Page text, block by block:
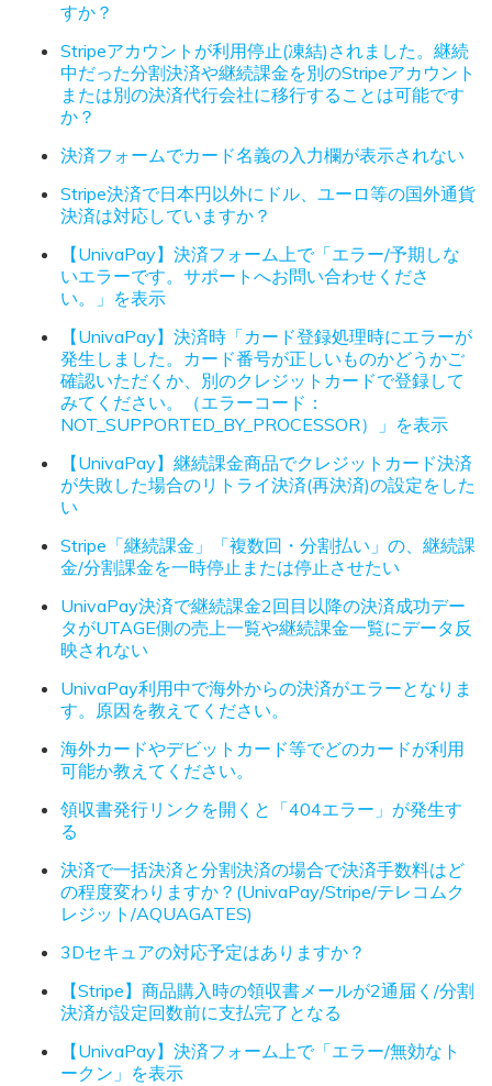
すか？
Stripeアカウントが利用停止(凍結)されました。継続
中だった分割決済や継続課金を別のStripeアカウント
または別の決済代行会社に移行することは可能です
か？
決済フォームでカード名義の入力欄が表示されない
Stripe決済で日本円以外にドル、ユーロ等の国外通貨
決済は対応していますか？
【UnivaPay】決済フォーム上で「エラー/予期しな
いエラーです。サポートへお問い合わせくださ
い。」を表示
【UnivaPay】決済時「カード登録処理時にエラーが
発生しました。カード番号が正しいものかどうかご
確認いただくか、別のクレジットカードで登録して
みてください。（エラーコード：
NOT_SUPPORTED_BY_PROCESSOR）」を表示
【UnivaPay】継続課金商品でクレジットカード決済
が失敗した場合のリトライ決済(再決済)の設定をした
い
Stripe「継続課金」「複数回・分割払い」の、継続課
金/分割課金を一時停止または停止させたい
UnivaPay決済で継続課金2回目以降の決済成功デー
タがUTAGE側の売上一覧や継続課金一覧にデータ反
映されない
UnivaPay利用中で海外からの決済がエラーとなりま
す。原因を教えてください。
海外カードやデビットカード等でどのカードが利用
可能か教えてください。
領収書発行リンクを開くと「404エラー」が発生す
る
決済で一括決済と分割決済の場合で決済手数料はど
の程度変わりますか？(UnivaPay/Stripe/テレコムク
レジット/AQUAGATES)
3Dセキュアの対応予定はありますか？
【Stripe】商品購入時の領収書メールが2通届く/分割
決済が設定回数前に支払完了となる
【UnivaPay】決済フォーム上で「エラー/無効なト
ークン」を表示